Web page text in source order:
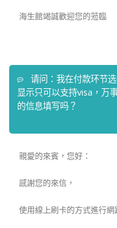
海生館竭誠歡迎您的蒞臨
请问：我在付款环节
显示只可以支持visa，万
的信息填写吗？
親愛的來賓，您好：
感謝您的來信，
使用線上刷卡的方式進行網